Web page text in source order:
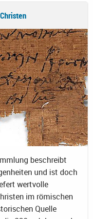
beschreibt
und ist doch
wertvolle
im römischen
Quelle